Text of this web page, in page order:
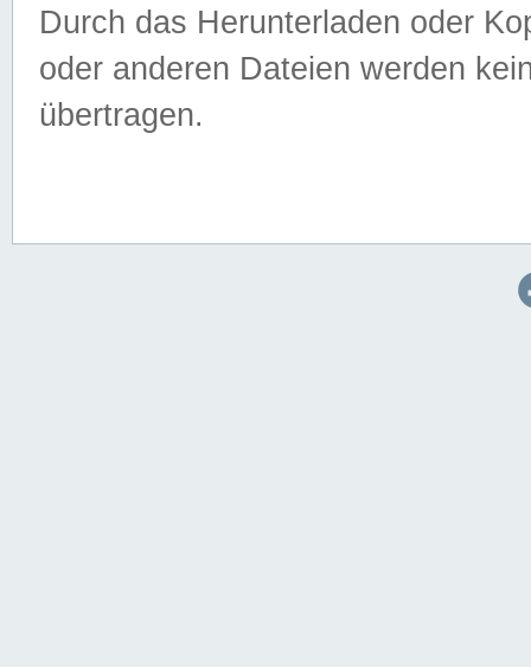
Durch das Herunterladen oder
oder anderen Dateien werden
übertragen.